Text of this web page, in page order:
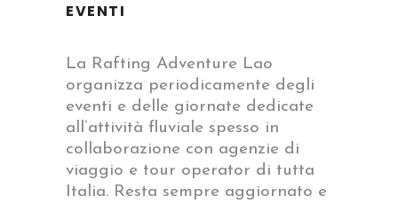
EVENTI
La Rafting Adventure Lao
organizza periodicamente degli
eventi e delle giornate dedicate
all’attività fluviale spesso in
collaborazione con agenzie di
viaggio e tour operator di tutta
Italia. Resta sempre aggiornato e